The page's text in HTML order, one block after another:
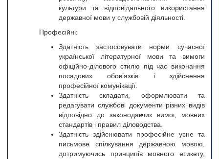
культури та відповідального використання
державної мови у службовій діяльності.
Професійні:
Здатність застосовувати норми сучасної
української літературної мови та вимоги
офіційно-ділового стилю під час виконання
посадових обов’язків і здійснення
професійної комунікації.
Здатність складати, оформлювати та
редагувати службові документи різних видів
відповідно до законодавчих вимог, мовних
стандартів і правил діловодства.
Здатність здійснювати професійне усне та
письмове спілкування державною мовою,
дотримуючись принципів мовного етикету,